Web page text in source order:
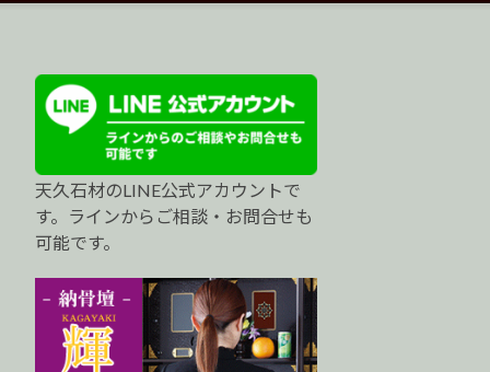
天久石材のLINE公式アカウントで
す。ラインからご相談・お問合せも
可能です。